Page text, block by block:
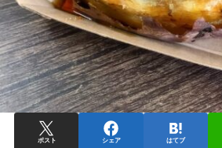
ポスト シェア はてブ